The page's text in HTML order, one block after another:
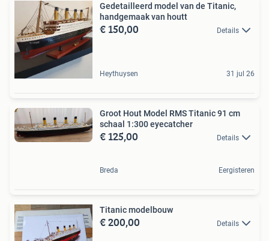
Gedetailleerd model van de Titanic,
handgemaak van houtt
€ 150,00 Details
Heythuysen 31 jul 26
Groot Hout Model RMS Titanic 91 cm
schaal 1:300 eyecatcher
€ 125,00 Details
Breda Eergisteren
Titanic modelbouw
€ 200,00 Details